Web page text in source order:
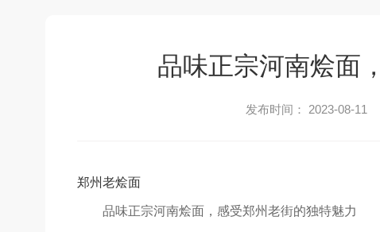
品味正宗河南烩面
发布时间： 2023-08-11
郑州老烩面
品味正宗河南烩面，感受郑州老街的独特魅力